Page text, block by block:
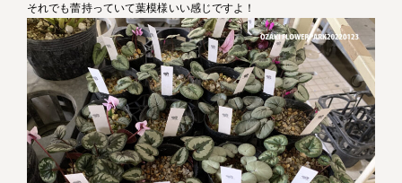
それでも蕾持っていて葉模様いい感じですよ！